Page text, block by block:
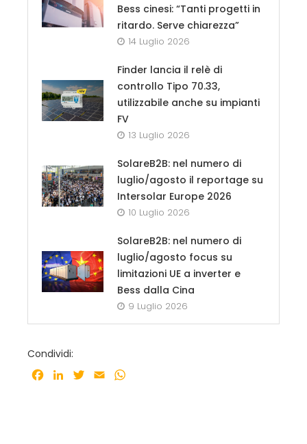
Bess cinesi: “Tanti progetti in
ritardo. Serve chiarezza”
14 Luglio 2026
Finder lancia il relè di
controllo Tipo 70.33,
utilizzabile anche su impianti
FV
13 Luglio 2026
SolareB2B: nel numero di
luglio/agosto il reportage su
Intersolar Europe 2026
10 Luglio 2026
SolareB2B: nel numero di
luglio/agosto focus su
limitazioni UE a inverter e
Bess dalla Cina
9 Luglio 2026
Condividi:
Facebook
LinkedInTwitter
Email